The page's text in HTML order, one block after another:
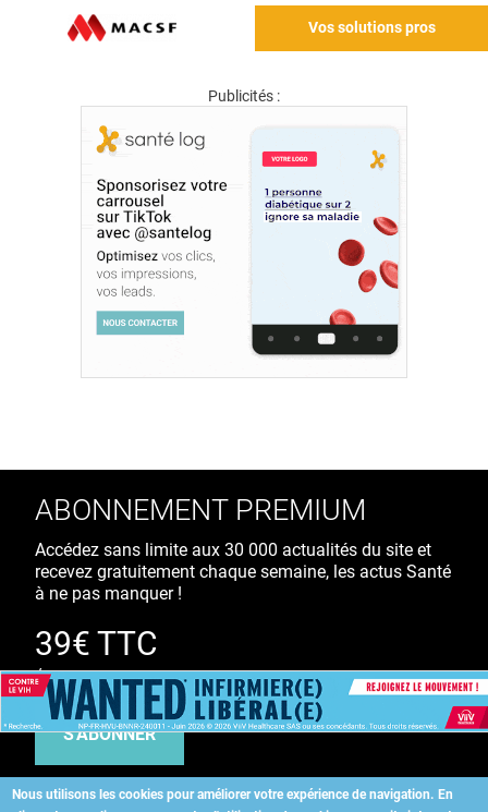
Vos solutions pros
Publicités :
Nous utilisons les cookies pour améliorer votre expérience de navigation. En
ABONNEMENT PREMIUM
Accédez sans limite aux 30 000 actualités du site et
recevez gratuitement chaque semaine, les actus Santé
à ne pas manquer !
39€ TTC
/ an
S'ABONNER